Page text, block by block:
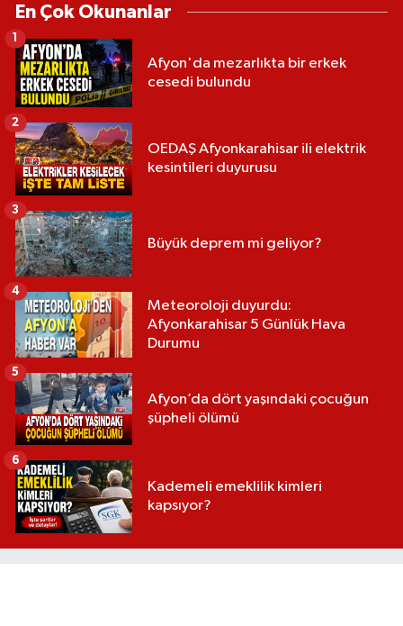
En Çok Okunanlar
Afyon'da mezarlıkta bir erkek
cesedi bulundu
1
OEDAŞ Afyonkarahisar ili elektrik
kesintileri duyurusu
2
Büyük deprem mi geliyor?
3
Meteoroloji duyurdu:
Afyonkarahisar 5 Günlük Hava
Durumu
4
Afyon’da dört yaşındaki çocuğun
şüpheli ölümü
5
Kademeli emeklilik kimleri
kapsıyor?
6